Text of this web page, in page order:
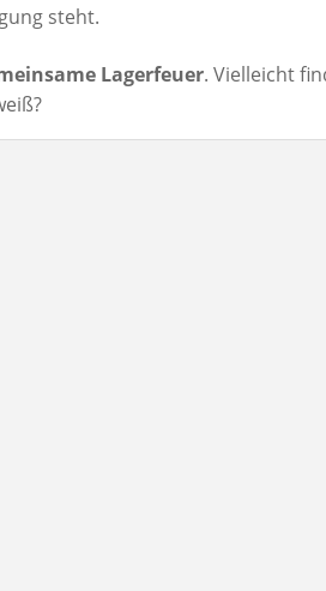
steht.
Lagerfeuer. Vielleicht